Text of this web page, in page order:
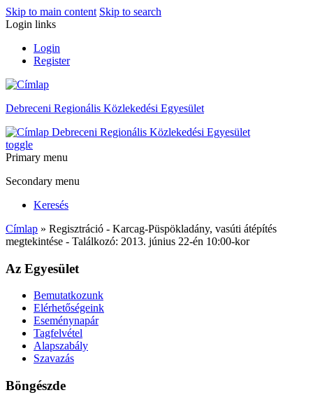
Skip to main content Skip to search
Login links
Login
Register
Debreceni Regionális Közlekedési Egyesület
Debreceni Regionális Közlekedési Egyesület
toggle
Primary menu
Secondary menu
Keresés
Címlap » Regisztráció - Karcag-Püspökladány, vasúti átépítés
megtekintése - Találkozó: 2013. június 22-én 10:00-kor
Az Egyesület
Bemutatkozunk
Elérhetőségeink
Eseménynapár
Tagfelvétel
Alapszabály
Szavazás
Böngészde